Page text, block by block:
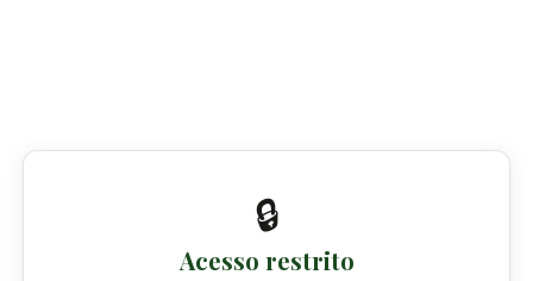
🔒
Acesso restrito